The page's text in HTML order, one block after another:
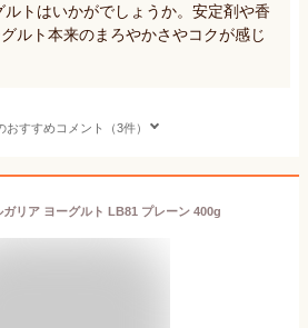
トはいかがでしょうか。安定剤や香
ルト本来のまろやかさやコクが感じ
おすすめコメント（3件）
ガリア ヨーグルト LB81 プレーン 400g